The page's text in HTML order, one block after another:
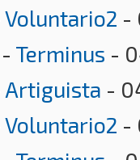
Voluntario2 -
- Terminus -
Artiguista -
Voluntario2 -